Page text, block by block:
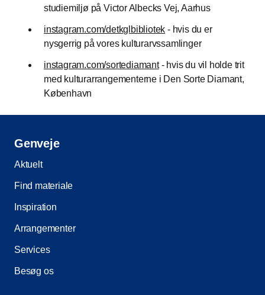
studiemiljø på Victor Albecks Vej, Aarhus
instagram.com/detkglbibliotek - hvis du er
nysgerrig på vores kulturarvssamlinger
instagram.com/sortediamant- hvis du vil holde trit
med kulturarrangementerne i Den Sorte Diamant,
København
Genveje
Aktuelt
Find materiale
Inspiration
Arrangementer
Services
Besøg os